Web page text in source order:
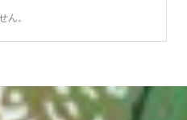
ん。